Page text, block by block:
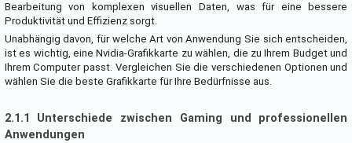
Bearbeitung von komplexen visuellen Daten, was für eine bessere
Produktivität und Effizienz sorgt.
Unabhängig davon, für welche Art von Anwendung Sie sich entscheiden,
ist es wichtig, eine Nvidia-Grafikkarte zu wählen, die zu Ihrem Budget und
Ihrem Computer passt. Vergleichen Sie die verschiedenen Optionen und
wählen Sie die beste Grafikkarte für Ihre Bedürfnisse aus.
2.1.1 Unterschiede zwischen Gaming und professionellen
Anwendungen